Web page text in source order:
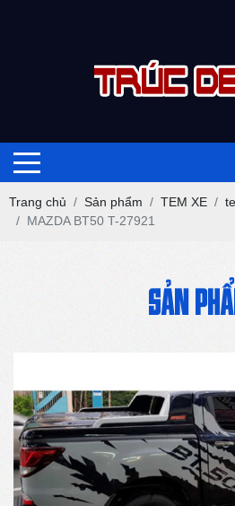
Trang chủ Sản phẩm TEM XE
MAZDA BT50 T-27921
SẢN